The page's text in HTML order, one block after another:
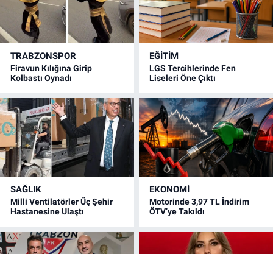
TRABZONSPOR
Firavun Kılığına Girip
Kolbastı Oynadı
EĞİTİM
LGS Tercihlerinde Fen
Liseleri Öne Çıktı
SAĞLIK
Milli Ventilatörler Üç Şehir
Hastanesine Ulaştı
EKONOMİ
Motorinde 3,97 TL İndirim
ÖTV’ye Takıldı